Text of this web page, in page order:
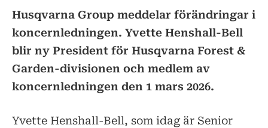
Husqvarna Group meddelar förändringar i
koncernledningen. Yvette Henshall-Bell
blir ny President för Husqvarna Forest &
Garden-divisionen och medlem av
koncernledningen den 1 mars 2026.
Yvette Henshall-Bell, som idag är Senior